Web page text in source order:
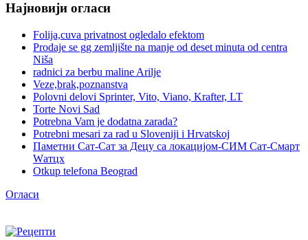
Најновији огласи
Folija,cuva privatnost ogledalo efektom
Prodaje se gg zemljište na manje od deset minuta od centra
Niša
radnici za berbu maline Arilje
Veze,brak,poznanstva
Polovni delovi Sprinter, Vito, Viano, Krafter, LT
Torte Novi Sad
Potrebna Vam je dodatna zarada?
Potrebni mesari za rad u Sloveniji i Hrvatskoj
Паметни Сат-Сат за Децу са локацијом-СИМ Сат-Смарт
Wатцх
Otkup telefona Beograd
Огласи